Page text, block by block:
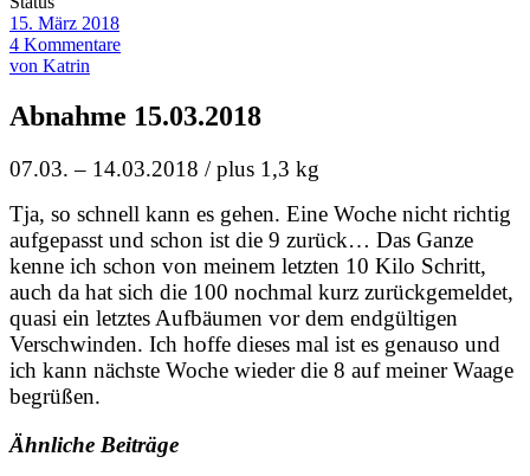
15. März 2018
4 Kommentare
von Katrin
Abnahme 15.03.2018
07.03. – 14.03.2018 / plus 1,3 kg
Tja, so schnell kann es gehen. Eine Woche nicht richtig
aufgepasst und schon ist die 9 zurück… Das Ganze
kenne ich schon von meinem letzten 10 Kilo Schritt,
auch da hat sich die 100 nochmal kurz zurückgemeldet,
quasi ein letztes Aufbäumen vor dem endgültigen
Verschwinden. Ich hoffe dieses mal ist es genauso und
ich kann nächste Woche wieder die 8 auf meiner Waage
begrüßen.
Ähnliche Beiträge